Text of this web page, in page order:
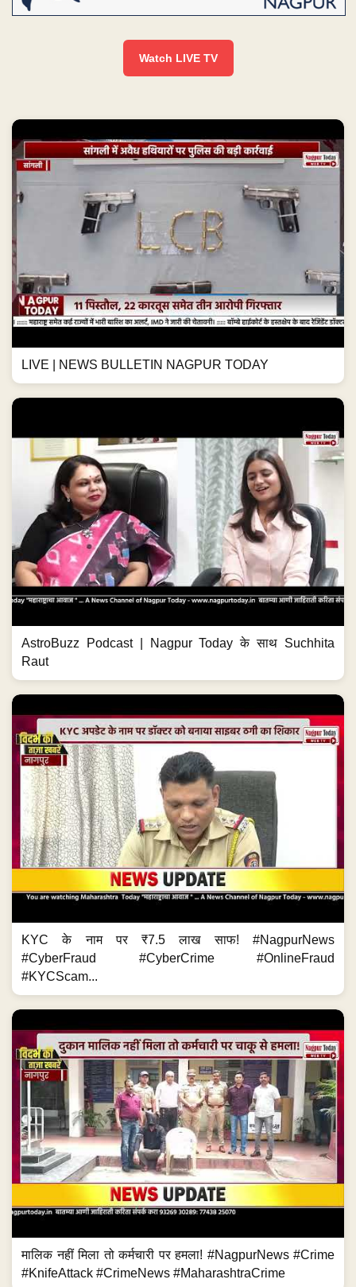
Watch LIVE TV
LIVE | NEWS BULLETIN NAGPUR TODAY
AstroBuzz Podcast | Nagpur Today के साथ Suchhita
Raut
KYC के नाम पर ₹7.5 लाख साफ! #NagpurNews
#CyberFraud #CyberCrime #OnlineFraud
#KYCScam...
मालिक नहीं मिला तो कर्मचारी पर हमला! #NagpurNews #Crime
#KnifeAttack #CrimeNews #MaharashtraCrime